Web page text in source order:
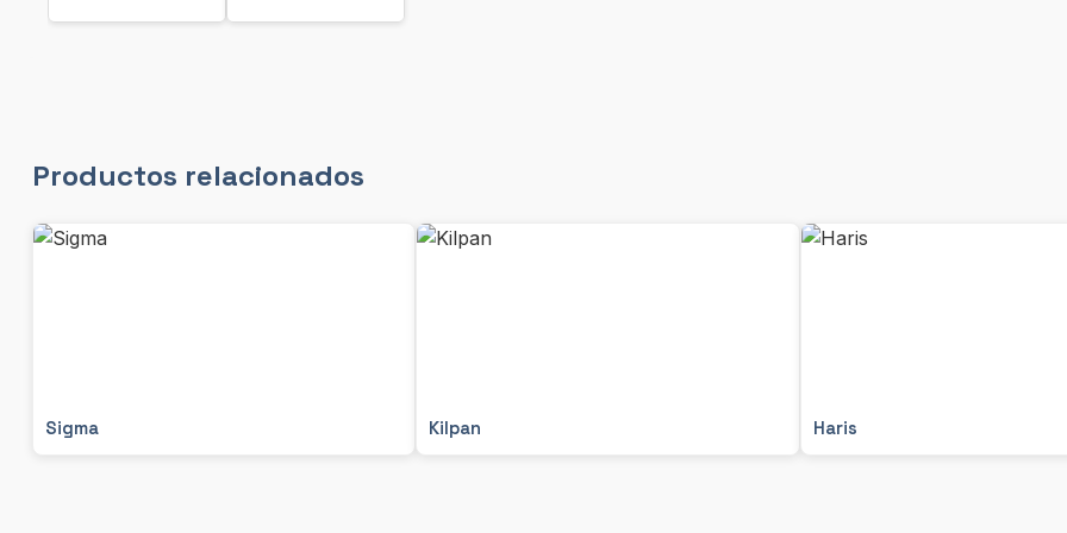
Productos relacionados
Sigma Kilpan Haris